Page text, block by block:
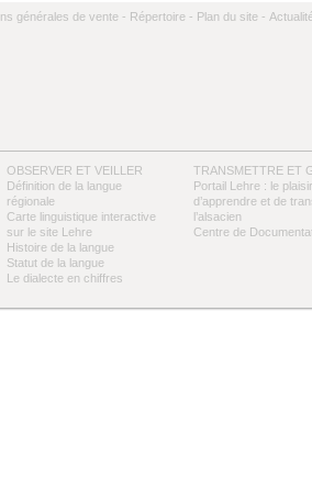
générales de vente - Répertoire - Plan du site -
OBSERVER ET VEILLER
Définition de la langue
régionale
Carte linguistique interactive
sur le site Lehre
Histoire de la langue
Statut de la langue
Le dialecte en chiffres
TRANSMETTRE ET
Portail Lehre : le plaisir
d’apprendre et de
l’alsacien
Centre de